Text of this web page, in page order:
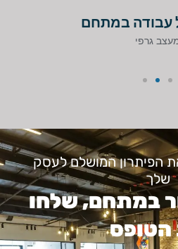
עבודה במתחם
גרפי
הפיתרון המושלם לעסק
שלך
במתחם, שלחו